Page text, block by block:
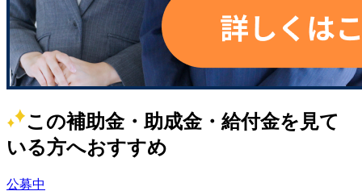
この補助金・助成金・給付金を見て
いる方へおすすめ
公募中